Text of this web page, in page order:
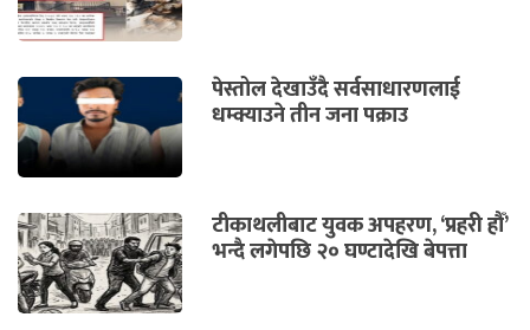
पेस्तोल देखाउँदै सर्वसाधारणलाई
धम्क्याउने तीन जना पक्राउ
टीकाथलीबाट युवक अपहरण, ‘प्रहरी हौँ’
भन्दै लगेपछि २० घण्टादेखि बेपत्ता